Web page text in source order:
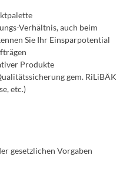
Verhältnis, auch beim
Sie Ihr Einsparpotential
Produkte
gem. RiLiBÄK
etc.)
gesetzlichen Vorgaben